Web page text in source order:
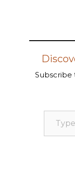
Subscribe